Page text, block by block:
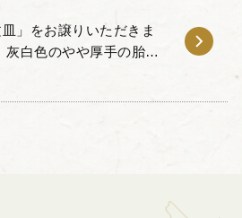
皿」をお譲りいただきま
灰白色のやや厚手の胎土
用いて鳳凰と草花が描